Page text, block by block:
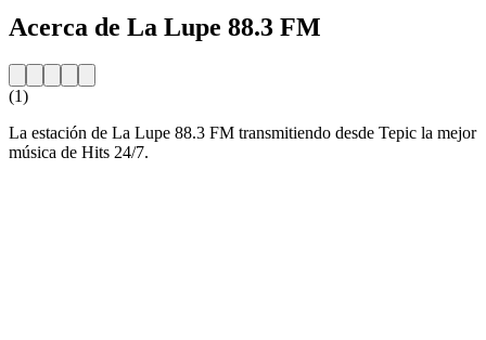
Acerca de La Lupe 88.3 FM
(1)
La estación de La Lupe 88.3 FM transmitiendo desde Tepic la mejor
música de Hits 24/7.